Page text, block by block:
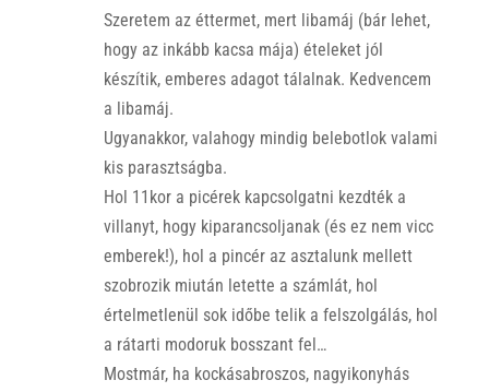
Szeretem az éttermet, mert libamáj (bár lehet,
hogy az inkább kacsa mája) ételeket jól
készítik, emberes adagot tálalnak. Kedvencem
a libamáj.
Ugyanakkor, valahogy mindig belebotlok valami
kis parasztságba.
Hol 11kor a picérek kapcsolgatni kezdték a
villanyt, hogy kiparancsoljanak (és ez nem vicc
emberek!), hol a pincér az asztalunk mellett
szobrozik miután letette a számlát, hol
értelmetlenül sok időbe telik a felszolgálás, hol
a rátarti modoruk bosszant fel…
Mostmár, ha kockásabroszos, nagyikonyhás